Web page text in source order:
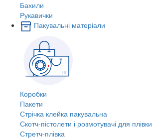
Бахили
Рукавички
Пакувальні матеріали
Коробки
Пакети
Стрічка клейка пакувальна
Скотч-пістолети і розмотувачі для плівки
Стретч-плівка